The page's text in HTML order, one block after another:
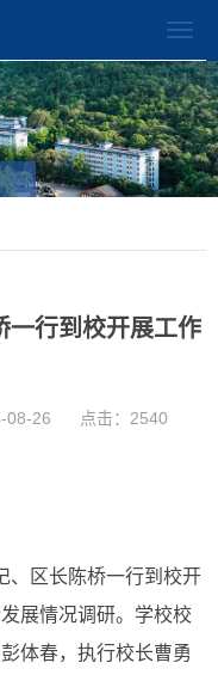
一行到校开展工作
08-26 点击： 2540
、区长陈桥一行到校开
展情况调研。学校校
体春，执行校长曹勇